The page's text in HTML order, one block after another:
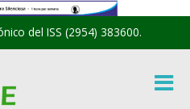
del ISS (2954) 383600.